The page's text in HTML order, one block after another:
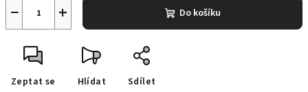
+
− Do košíku
Zeptat se Hlídat Sdílet